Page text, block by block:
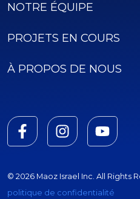
NOTRE ÉQUIPE
PROJETS EN COURS
À PROPOS DE NOUS
© 2026 Maoz Israel Inc. All Rights
politique de confidentialité